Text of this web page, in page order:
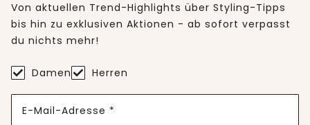
Von aktuellen Trend-Highlights über Styling-Tipps
bis hin zu exklusiven Aktionen - ab sofort verpasst
du nichts mehr!
Damen Herren
E-Mail-Adresse *